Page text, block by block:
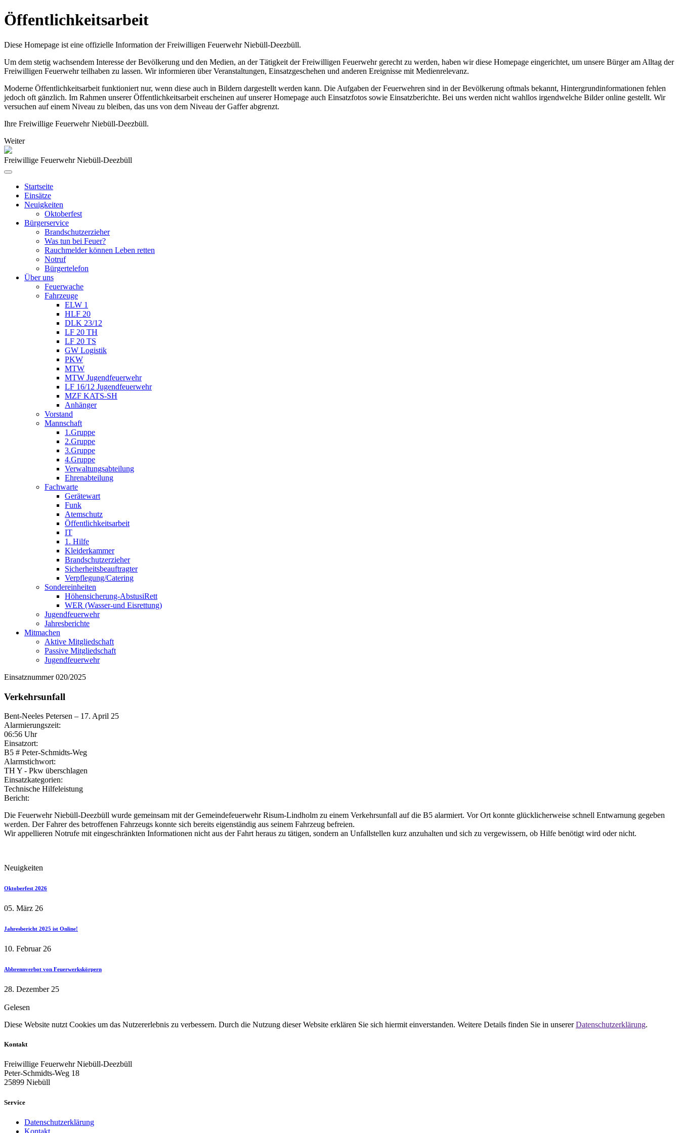
Öffentlichkeitsarbeit
Diese Homepage ist eine offizielle Information der Freiwilligen Feuerwehr Niebüll-Deezbüll.
Um dem stetig wachsendem Interesse der Bevölkerung und den Medien, an der Tätigkeit der Freiwilligen Feuerwehr gerecht zu werden, haben wir diese Homepage eingerichtet, um unsere Bürger am Alltag der
Freiwilligen Feuerwehr teilhaben zu lassen. Wir informieren über Veranstaltungen, Einsatzgeschehen und anderen Ereignisse mit Medienrelevanz.
Moderne Öffentlichkeitsarbeit funktioniert nur, wenn diese auch in Bildern dargestellt werden kann. Die Aufgaben der Feuerwehren sind in der Bevölkerung oftmals bekannt, Hintergrundinformationen fehlen
jedoch oft gänzlich. Im Rahmen unserer Öffentlichkeitsarbeit erscheinen auf unserer Homepage auch Einsatzfotos sowie Einsatzberichte. Bei uns werden nicht wahllos irgendwelche Bilder online gestellt. Wir
versuchen auf einem Niveau zu bleiben, das uns von dem Niveau der Gaffer abgrenzt.
Ihre Freiwillige Feuerwehr Niebüll-Deezbüll.
Weiter
Freiwillige Feuerwehr Niebüll-Deezbüll
Startseite
Einsätze
Neuigkeiten
Oktoberfest
Bürgerservice
Brandschutzerzieher
Was tun bei Feuer?
Rauchmelder können Leben retten
Notruf
Bürgertelefon
Über uns
Feuerwache
Fahrzeuge
ELW 1
HLF 20
DLK 23/12
LF 20 TH
LF 20 TS
GW Logistik
PKW
MTW
MTW Jugendfeuerwehr
LF 16/12 Jugendfeuerwehr
MZF KATS-SH
Anhänger
Vorstand
Mannschaft
1.Gruppe
2.Gruppe
3.Gruppe
4.Gruppe
Verwaltungsabteilung
Ehrenabteilung
Fachwarte
Gerätewart
Funk
Atemschutz
Öffentlichkeitsarbeit
IT
1. Hilfe
Kleiderkammer
Brandschutzerzieher
Sicherheitsbeauftragter
Verpflegung/Catering
Sondereinheiten
Höhensicherung-AbstusiRett
WER (Wasser-und Eisrettung)
Jugendfeuerwehr
Jahresberichte
Mitmachen
Aktive Mitgliedschaft
Passive Mitgliedschaft
Jugendfeuerwehr
Einsatznummer 020/2025
Verkehrsunfall
Bent-Neeles Petersen – 17. April 25
Alarmierungszeit:
06:56 Uhr
Einsatzort:
B5 # Peter-Schmidts-Weg
Alarmstichwort:
TH Y - Pkw überschlagen
Einsatzkategorien:
Technische Hilfeleistung
Bericht:
Die Feuerwehr Niebüll-Deezbüll wurde gemeinsam mit der Gemeindefeuerwehr Risum-Lindholm zu einem Verkehrsunfall auf die B5 alarmiert. Vor Ort konnte glücklicherweise schnell Entwarnung gegeben
werden. Der Fahrer des betroffenen Fahrzeugs konnte sich bereits eigenständig aus seinem Fahrzeug befreien.
Wir appellieren Notrufe mit eingeschränkten Informationen nicht aus der Fahrt heraus zu tätigen, sondern an Unfallstellen kurz anzuhalten und sich zu vergewissern, ob Hilfe benötigt wird oder nicht.
Neuigkeiten
Oktoberfest 2026
05. März 26
Jahresbericht 2025 ist Online!
10. Februar 26
Abbrennverbot von Feuerwerkskörpern
28. Dezember 25
Gelesen
Diese Website nutzt Cookies um das Nutzererlebnis zu verbessern. Durch die Nutzung dieser Website erklären Sie sich hiermit einverstanden. Weitere Details finden Sie in unsererDatenschutzerklärung.
Kontakt
Freiwillige Feuerwehr Niebüll-Deezbüll
Peter-Schmidts-Weg 18
25899 Niebüll
Service
Datenschutzerklärung
Kontakt